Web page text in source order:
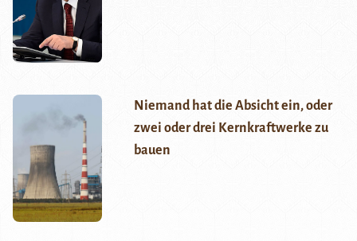
Niemand hat die Absicht ein, oder
zwei oder drei Kernkraftwerke zu
bauen